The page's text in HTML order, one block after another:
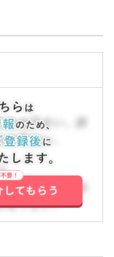
わせ下さい。詳
せ下さい。
わせ下さい。詳
せ下さい。